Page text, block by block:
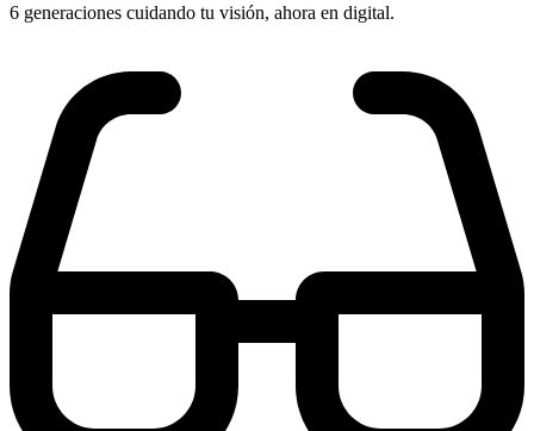
6 generaciones cuidando tu visión, ahora en digital.